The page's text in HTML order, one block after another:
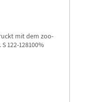
mit dem zoo-
122-128100%